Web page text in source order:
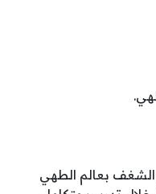
بعالم الطهي